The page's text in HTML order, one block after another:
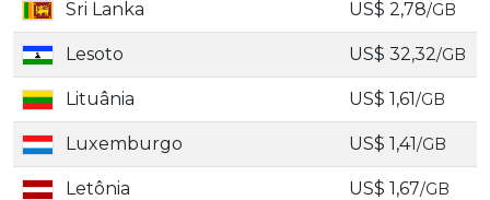
Sri Lanka US$ 2,78/GB
Lesoto US$ 32,32/GB
Lituânia US$ 1,61/GB
Luxemburgo US$ 1,41/GB
Letônia US$ 1,67/GB